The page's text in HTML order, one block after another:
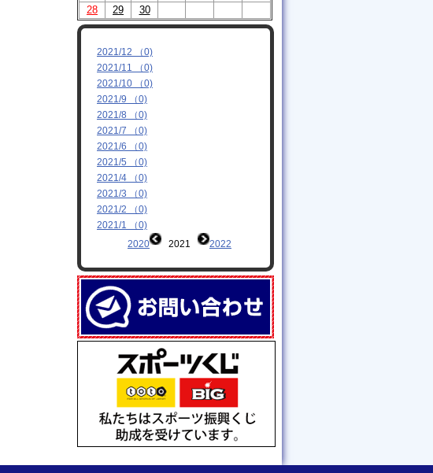
28
29 30
2021/12 （0)
2021/11 （0)
2021/10 （0)
2021/9 （0)
2021/8 （0)
2021/7 （0)
2021/6 （0)
2021/5 （0)
2021/4 （0)
2021/3 （0)
2021/2 （0)
2021/1 （0)
2020
2021 2022